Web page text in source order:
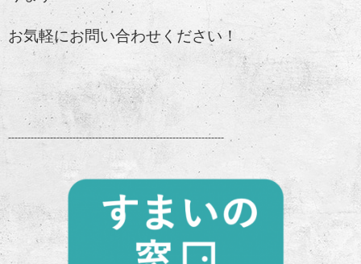
お気軽にお問い合わせください！
-------------------------------------------------------------------